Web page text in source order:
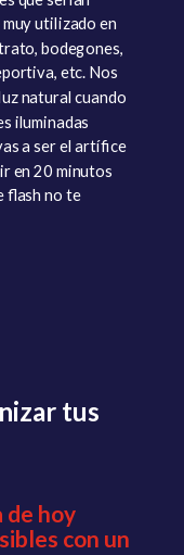
utilizado en
bodegones,
etc. Nos
natural cuando
iluminadas
a ser el artífice
en 20 minutos
flash no te
tus
de hoy
con un